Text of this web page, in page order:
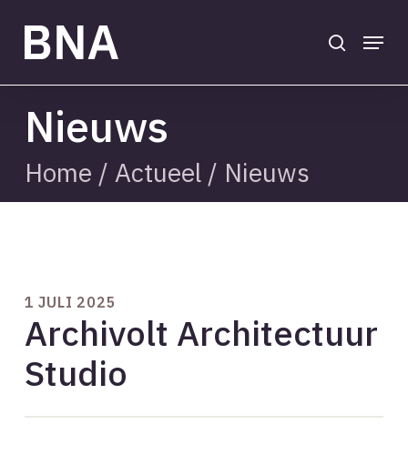
main
Menu
Nieuws
Home / Actueel/ Nieuws
1 JULI 2025
Archivolt Architectuur
Studio
Close